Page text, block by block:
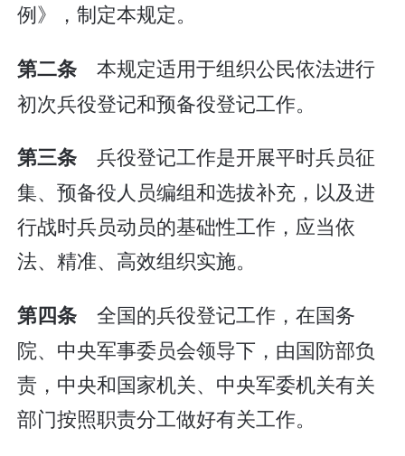
例》，制定本规定。
第二条本规定适用于组织公民依法进行
初次兵役登记和预备役登记工作。
第三条兵役登记工作是开展平时兵员征
集、预备役人员编组和选拔补充，以及进
行战时兵员动员的基础性工作，应当依
法、精准、高效组织实施。
第四条全国的兵役登记工作，在国务
院、中央军事委员会领导下，由国防部负
责，中央和国家机关、中央军委机关有关
部门按照职责分工做好有关工作。